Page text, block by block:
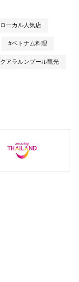
ーカル人気店
#ベトナム料理
アラルンプール観光